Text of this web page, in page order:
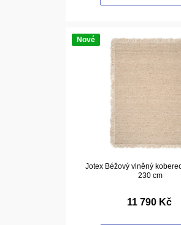
Nové
Jotex Béžový vlněný
230 cm
11 790 Kč